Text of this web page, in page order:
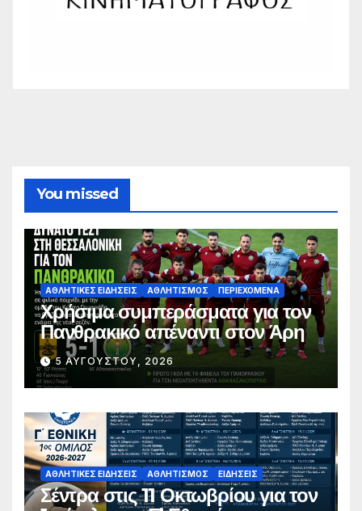
You missed
ΑΘΛΗΤΙΚΈΣ ΕΙΔΉΣΕΙΣ ΑΘΛΗΤΙΣΜΌΣ ΠΕΡΙΕΧΌΜΕΝΑ
Χρήσιμα συμπεράσματα για τον
Πανθρακικό απέναντι στον Άρη
5 ΑΥΓΟΎΣΤΟΥ, 2026
ΑΘΛΗΤΙΚΈΣ ΕΙΔΉΣΕΙΣ ΑΘΛΗΤΙΣΜΌΣ ΕΙΔΉΣΕΙΣ
Σέντρα στις 11 Οκτωβρίου για τον